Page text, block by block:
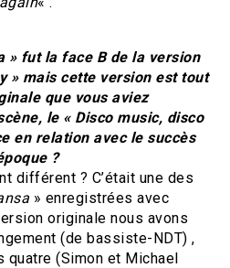
» fut la face B de la version
» mais cette version est tout
que vous aviez
le « Disco music, disco
en relation avec le succès
?
différent ? C’était une des
» enregistrées avec
originale nous avons
(de bassiste-NDT) ,
quatre (Simon et Michael